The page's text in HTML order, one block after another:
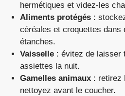
hermétiques et videz-les
Aliments protégés :
céréales et croquettes dans
étanches.
Vaisselle : évitez de laisser
assiettes la nuit.
Gamelles animaux : retirez
nettoyez avant le coucher.